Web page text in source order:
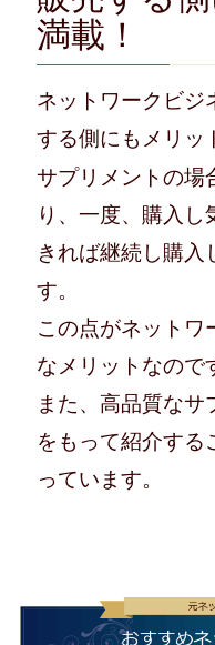
満載！
ネットワークビジ
する側にもメリッ
サプリメントの場
り、一度、購入
きれば継続し購入
す。
この点がネットワ
なメリットなので
また、高品質な
をもって紹介する
っています。